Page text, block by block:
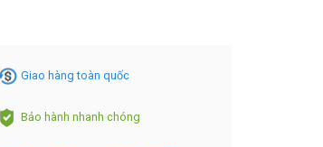
Giao hàng toàn quốc
Bảo hành nhanh chóng